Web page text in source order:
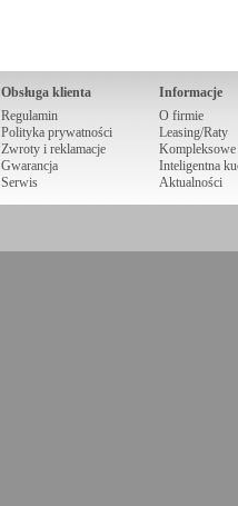
Obsługa klienta
Regulamin
Polityka prywatności
Zwroty i reklamacje
Gwarancja
Serwis
Informacje
O firmie
Leasing/Raty
Kompleksowe
Inteligentna
Aktualności